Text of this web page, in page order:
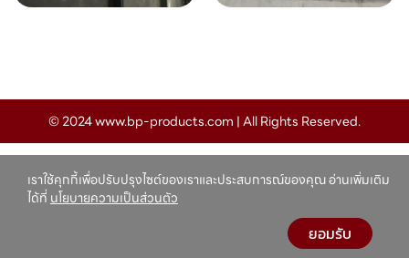
© 2024 www.bp-products.com | All Rights Reserved.
เราใช้คุกกี้เพื่อปรับปรุงไซต์ของเราและประสบการณ์ของคุณ อ่านเพิ่มเติม
ได้ที่ นโยบายความเป็นส่วนตัว
ยอมรับ